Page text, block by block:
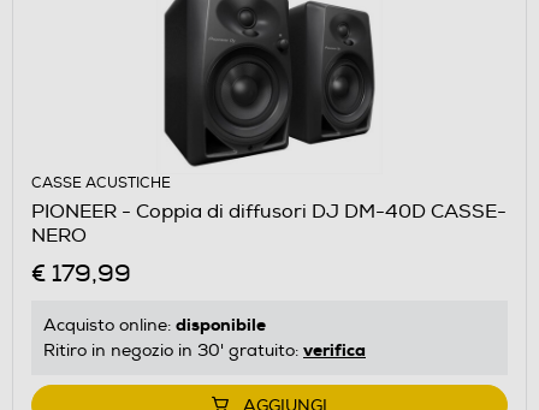
CASSE ACUSTICHE
PIONEER - Coppia di diffusori DJ DM-40D CASSE-
NERO
€ 179,99
Acquisto online: disponibile
Ritiro in negozio in 30' gratuito: verifica
AGGIUNGI